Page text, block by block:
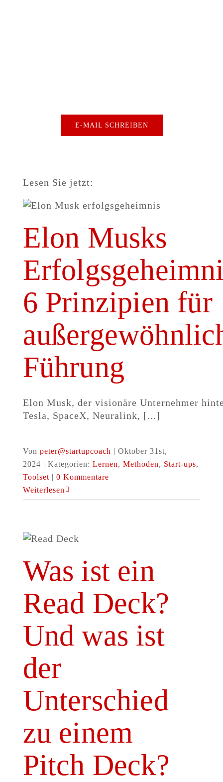
E-MAIL SCHREIBEN
Lesen Sie jetzt:
Elon Musks
6 Prinzipien für
Führung
Elon Musk, der visionäre Unternehmer
Tesla, SpaceX, Neuralink, [...]
Von peter@startupcoach | Oktober 31st,
2024 | Kategorien: Lernen, Methoden, Start-ups,
Toolset | 0 Kommentare
Weiterlesen
Was ist ein
Read Deck?
Und was ist
der
Unterschied
zu einem
Pitch Deck?